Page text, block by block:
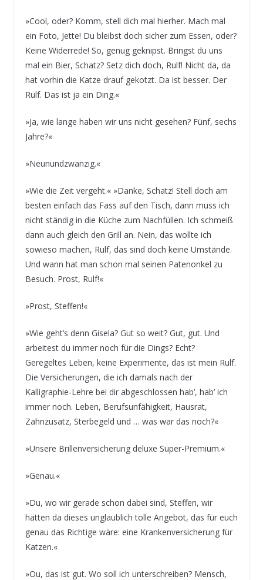
»Cool, oder? Komm, stell dich mal hierher. Mach mal
ein Foto, Jette! Du bleibst doch sicher zum Essen, oder?
Keine Widerrede! So, genug geknipst. Bringst du uns
mal ein Bier, Schatz? Setz dich doch, Rulf! Nicht da, da
hat vorhin die Katze drauf gekotzt. Da ist besser. Der
Rulf. Das ist ja ein Ding.«
»Ja, wie lange haben wir uns nicht gesehen? Fünf, sechs
Jahre?«
»Neunundzwanzig.«
»Wie die Zeit vergeht.« »Danke, Schatz! Stell doch am
besten einfach das Fass auf den Tisch, dann muss ich
nicht ständig in die Küche zum Nachfüllen. Ich schmeiß
dann auch gleich den Grill an. Nein, das wollte ich
sowieso machen, Rulf, das sind doch keine Umstände.
Und wann hat man schon mal seinen Patenonkel zu
Besuch. Prost, Rulf!«
»Prost, Steffen!«
»Wie geht’s denn Gisela? Gut so weit? Gut, gut. Und
arbeitest du immer noch für die Dings? Echt?
Geregeltes Leben, keine Experimente, das ist mein Rulf.
Die Versicherungen, die ich damals nach der
Kalligraphie-Lehre bei dir abgeschlossen hab’, hab’ ich
immer noch. Leben, Berufsunfähigkeit, Hausrat,
Zahnzusatz, Sterbegeld und … was war das noch?«
»Unsere Brillenversicherung deluxe Super-Premium.«
»Genau.«
»Du, wo wir gerade schon dabei sind, Steffen, wir
hätten da dieses unglaublich tolle Angebot, das für euch
genau das Richtige wäre: eine Krankenversicherung für
Katzen.«
»Ou, das ist gut. Wo soll ich unterschreiben? Mensch,